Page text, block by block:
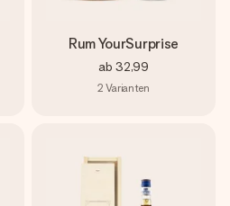
Rum YourSurprise
ab 32,99
2 Varianten